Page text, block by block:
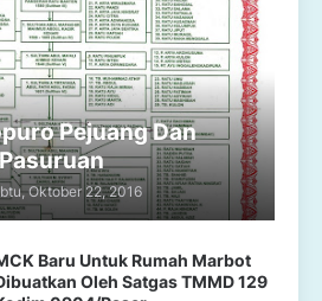
Pejuang Dan
Oktober 22, 2016
Baru Untuk Rumah Marbot
Oleh Satgas TMMD 129